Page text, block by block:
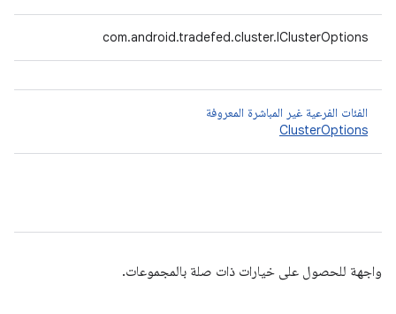
com.android.tradefed.cluster.IClusterOptions
الفئات الفرعية غير المباشرة المعروفة
ClusterOptions
واجهة للحصول على خيارات ذات صلة بالمجموعات.